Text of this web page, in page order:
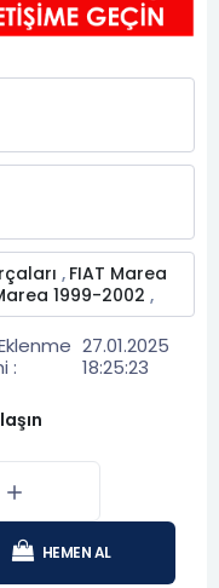
, FIAT Marea
1999-2002 ,
:
27.01.2025
18:25:23
HEMEN AL